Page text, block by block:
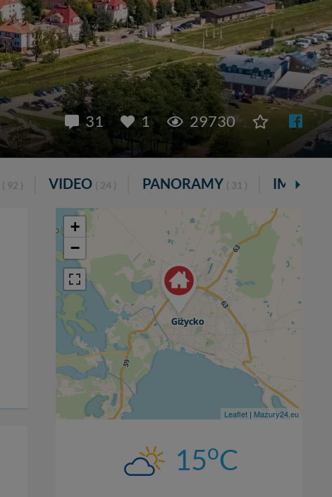
31 1 29730
( 92 ) VIDEO ( 24 ) PANORAMY ( 31 )
+
−
Leaflet | Mazury24.eu
15oC